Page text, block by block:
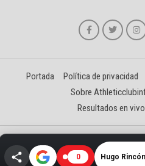
Portada Política de privacidad
Sobre
Resultados en
Creado y gestionado por
0 Hugo